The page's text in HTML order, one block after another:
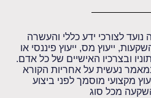
לצורכי ידע כללי והעשרה
ייעוץ מס, ייעוץ פיננסי או
ובצרכיו האישיים של כל אדם.
נעשית על אחריות הקורא
מקצועי מוסמך לפני ביצוע
מכל סוג